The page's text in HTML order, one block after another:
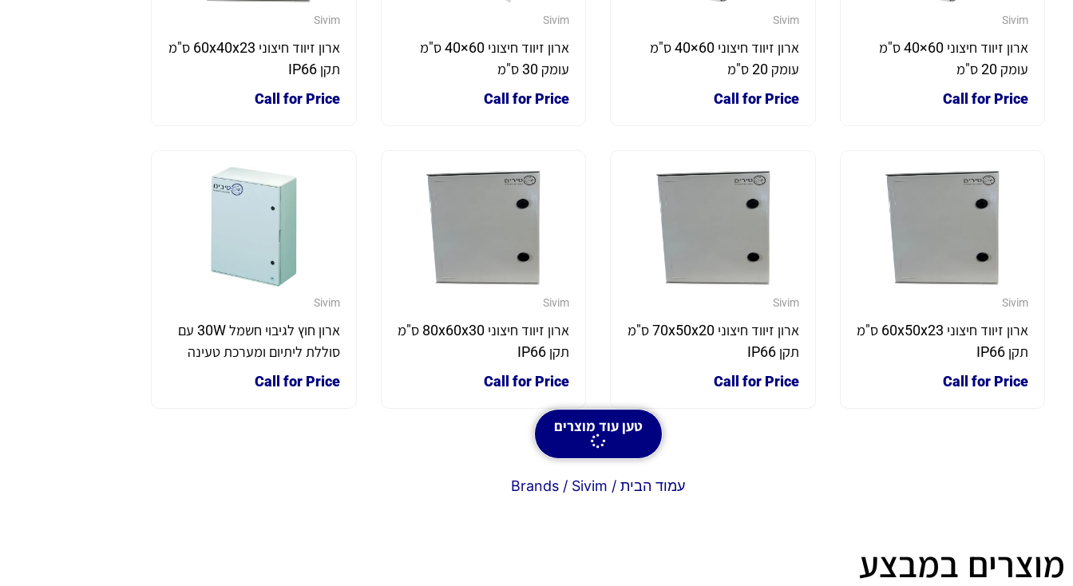
Sivim
ארון זיווד חיצוני 60×40 ס"מ
עומק 20 ס"מ
Call for Price
Sivim
ארון זיווד חיצוני 60×40 ס"מ
עומק 20 ס"מ
Call for Price
Sivim
ארון זיווד חיצוני 60×40 ס"מ
עומק 30 ס"מ
Call for Price
Sivim
ארון זיווד חיצוני 60x40x23 ס"מ
תקן IP66
Call for Price
Sivim
ארון זיווד חיצוני 60x50x23 ס"מ
תקן IP66
Call for Price
Sivim
ארון זיווד חיצוני 70x50x20 ס"מ
תקן IP66
Call for Price
Sivim
ארון זיווד חיצוני 80x60x30 ס"מ
תקן IP66
Call for Price
Sivim
ארון חוץ לגיבוי חשמל 30W עם
סוללת ליתיום ומערכת טעינה
חכמה להתקנה על עמוד
Call for Price
טען עוד מוצרים
עמוד הבית / Brands / Sivim
מוצרים במבצע